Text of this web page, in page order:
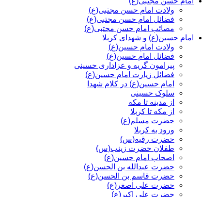
ولادت امام حسن مجتبی(ع)
فضائل امام حسن مجتبی(ع)
مصائب امام حسن مجتبی(ع)
امام حسین(ع) و شهدای کربلا
ولادت امام حسین(ع)
فضائل امام حسین(ع)
پیرامون گریه و عزاداری حسینی
فضائل زیارت امام حسین(ع)
امام حسین(ع) در کلام شهدا
سلوک حسینی
از مدینه تا مکه
از مکه تا کربلا
حضرت مسلم(ع)
ورود به کربلا
حضرت رقیه(س)
طفلان حضرت زینب(س)
اصحاب امام حسین(ع)
حضرت عبدالله بن الحسن(ع)
حضرت قاسم بن الحسن(ع)
حضرت علی اصغر(ع)
حضرت علی اکبر(ع)